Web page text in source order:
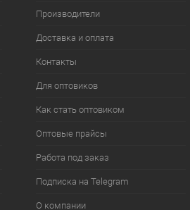
Производители
Доставка и оплата
Контакты
Для оптовиков
Как стать оптовиком
Оптовые прайсы
Работа под заказ
Подписка на Telegram
О компании